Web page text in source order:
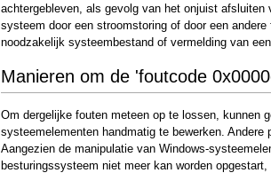
achtergebleven, als gevolg van het onjuist afsluiten
systeem door een stroomstoring of door een
noodzakelijk systeembestand of vermelding van
Manieren om de 'foutcode
Om dergelijke fouten meteen op te lossen, kunnen
systeemelementen handmatig te bewerken.
Aangezien de manipulatie van Windows-
besturingssysteem niet meer kan worden